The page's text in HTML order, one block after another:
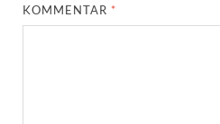
KOMMENTAR *